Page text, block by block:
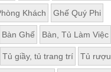
Khách Ghế Quý Phi
Bàn Ghế Bàn, Tủ Làm Việc
Tủ giầy, tủ trang trí Tủ rượu